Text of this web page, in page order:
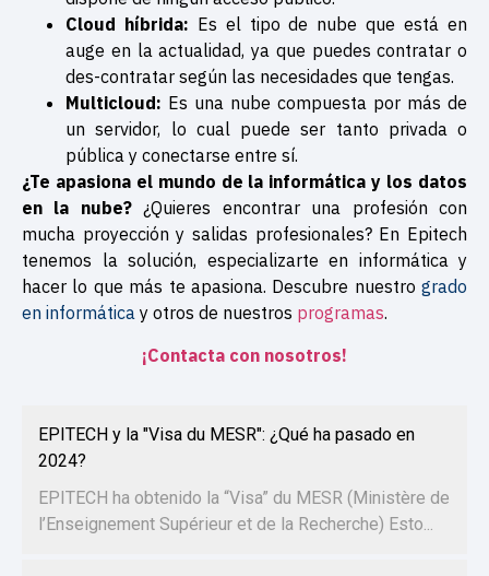
Cloud híbrida: Es el tipo de nube que está en
auge en la actualidad, ya que puedes contratar o
des-contratar según las necesidades que tengas.
Multicloud: Es una nube compuesta por más de
un servidor, lo cual puede ser tanto privada o
pública y conectarse entre sí.
¿Te apasiona el mundo de la informática y los datos
en la nube?¿Quieres encontrar una profesión con
mucha proyección y salidas profesionales? En Epitech
tenemos la solución, especializarte en informática y
hacer lo que más te apasiona. Descubre nuestro grado
en informática y otros de nuestros programas.
¡Contacta con nosotros!
EPITECH y la "Visa du MESR": ¿Qué ha pasado en
2024?
EPITECH ha obtenido la “Visa” du MESR (Ministère de
l’Enseignement Supérieur et de la Recherche) Esto...